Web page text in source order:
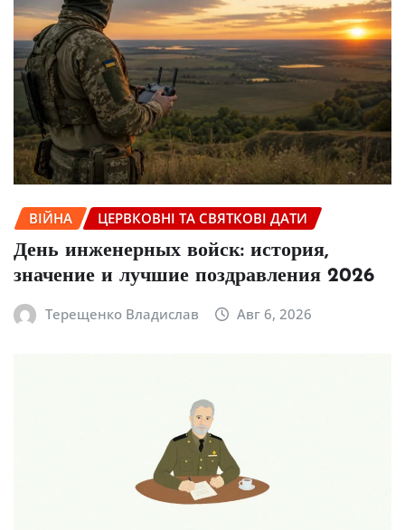
ВІЙНА ЦЕРВКОВНІ ТА СВЯТКОВІ ДАТИ
День инженерных войск: история,
значение и лучшие поздравления 2026
Терещенко Владислав Авг 6, 2026